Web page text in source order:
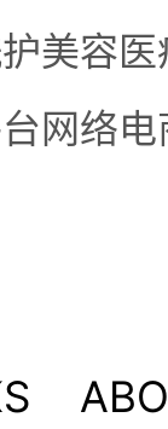
美容医
网络电